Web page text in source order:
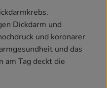
Dickdarm und
und koronarer
und das
am Tag deckt die